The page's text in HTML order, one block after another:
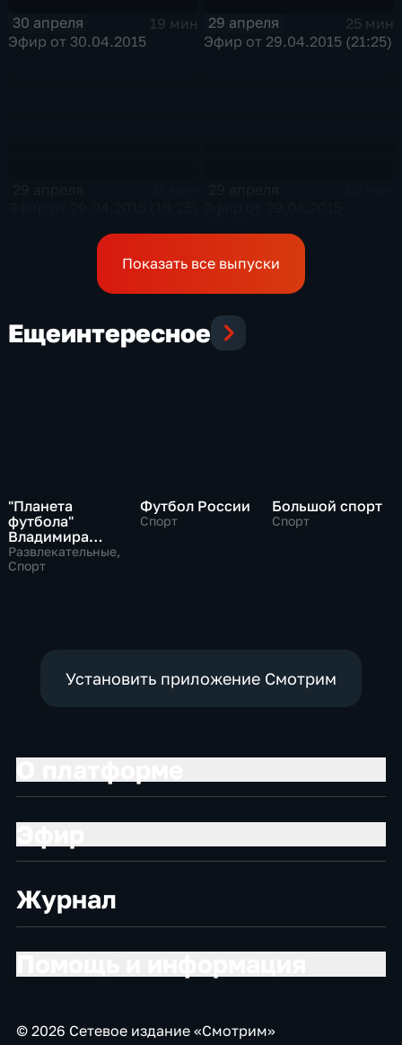
30 апреля
19 мин
Эфир от 30.04.2015
29 апреля
25 мин
Эфир от 29.04.2015 (21:25)
Показать все выпуски
Ещеинтересное
"Планета
футбола"
Владимира
Стогниенко
Развлекательные,
Спорт
Футбол России
Спорт
Большой спорт
Спорт
Установить приложение Смотрим
Журнал
© 2026 Сетевое издание «Смотрим»